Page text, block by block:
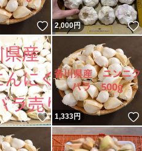
いいね！
2,000円
いいね！
1,333円